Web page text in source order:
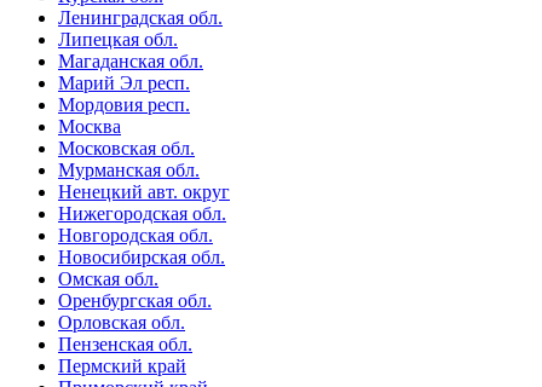
Ленинградская обл.
Липецкая обл.
Магаданская обл.
Марий Эл респ.
Мордовия респ.
Москва
Московская обл.
Мурманская обл.
Ненецкий авт. округ
Нижегородская обл.
Новгородская обл.
Новосибирская обл.
Омская обл.
Оренбургская обл.
Орловская обл.
Пензенская обл.
Пермский край